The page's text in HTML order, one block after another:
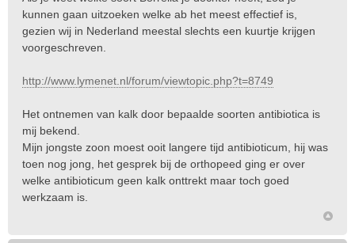
kunnen gaan uitzoeken welke ab het meest effectief is,
gezien wij in Nederland meestal slechts een kuurtje krijgen
voorgeschreven.
http://www.lymenet.nl/forum/viewtopic.php?t=8749
Het ontnemen van kalk door bepaalde soorten antibiotica is
mij bekend.
Mijn jongste zoon moest ooit langere tijd antibioticum, hij was
toen nog jong, het gesprek bij de orthopeed ging er over
welke antibioticum geen kalk onttrekt maar toch goed
werkzaam is.